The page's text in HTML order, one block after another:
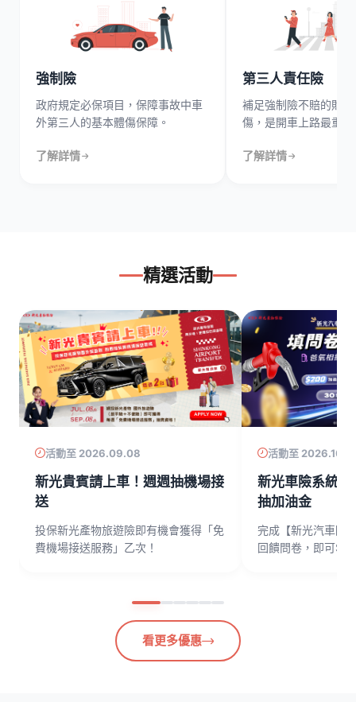
強制險
政府規定必保項目，保障事故中車
外第三人的基本體傷保障。
了解詳情
第三人責任險
補足強制險不賠的財
傷，是開車上路最重
了解詳情
精選活動
活動至 2026.09.08
新光貴賓請上車！週週抽機場接
送
投保新光產物旅遊險即有機會獲得「免
費機場接送服務」乙次！
活動至
新光車險系統
抽加油金
完成【新光汽車險
回饋問卷，即可
看更多優惠